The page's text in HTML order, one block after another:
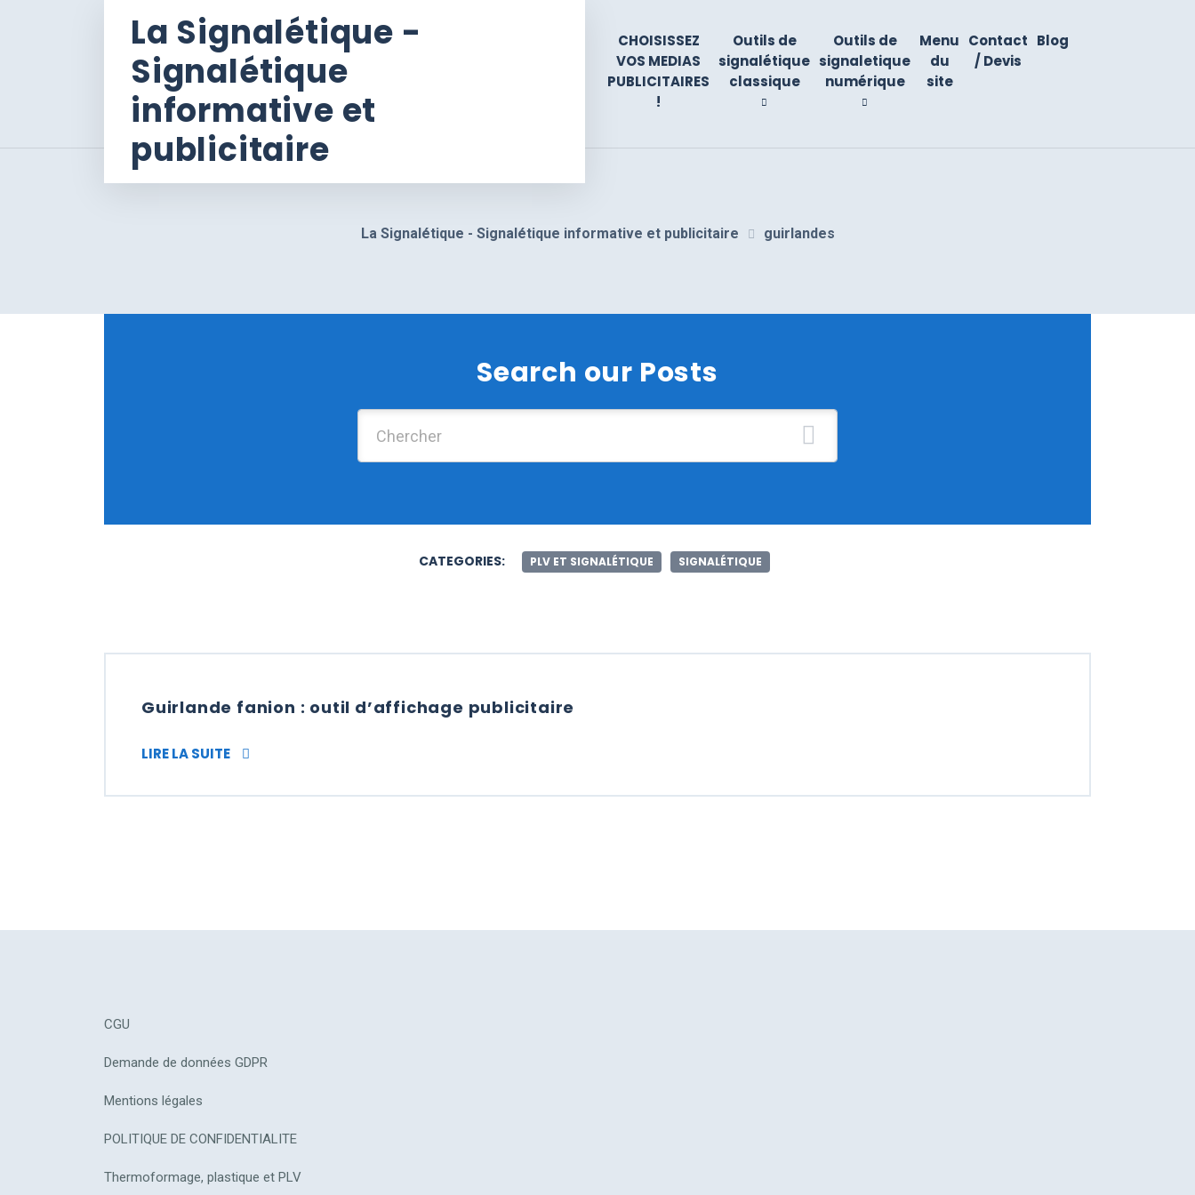
La Signalétique -
Signalétique
informative et
publicitaire
CHOISISSEZ
VOS MEDIAS
PUBLICITAIRES
!
Outils de
signalétique
classique
Outils de
signaletique
numérique
Menu
du
site
Contact
/ Devis
Blog
La Signalétique - Signalétique informative et publicitaire guirlandes
Search our Posts
CATEGORIES: PLV ET SIGNALÉTIQUE SIGNALÉTIQUE
Guirlande fanion : outil d’affichage publicitaire
LIRE LA SUITE GUIRLANDE FANION : OUTIL D’AFFICHAGE PUBLICITAIRE
CGU
Demande de données GDPR
Mentions légales
POLITIQUE DE CONFIDENTIALITE
Thermoformage, plastique et PLV